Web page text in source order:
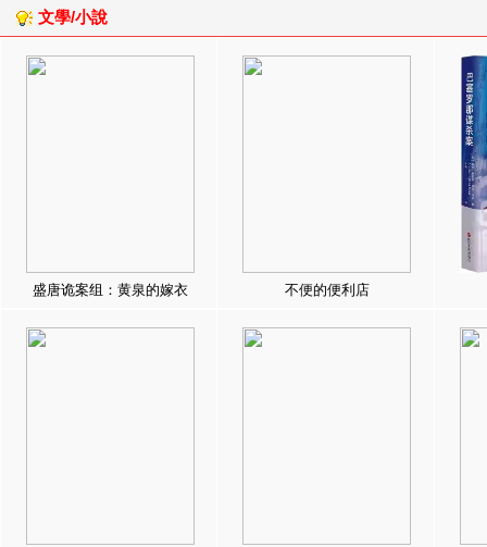
文學/小說
盛唐诡案组：黄泉的嫁衣 不便的便利店